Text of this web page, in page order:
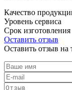
Качество
Уровень сервиса
Срок изготовления
Оставить отзыв
Оставить отзыв на